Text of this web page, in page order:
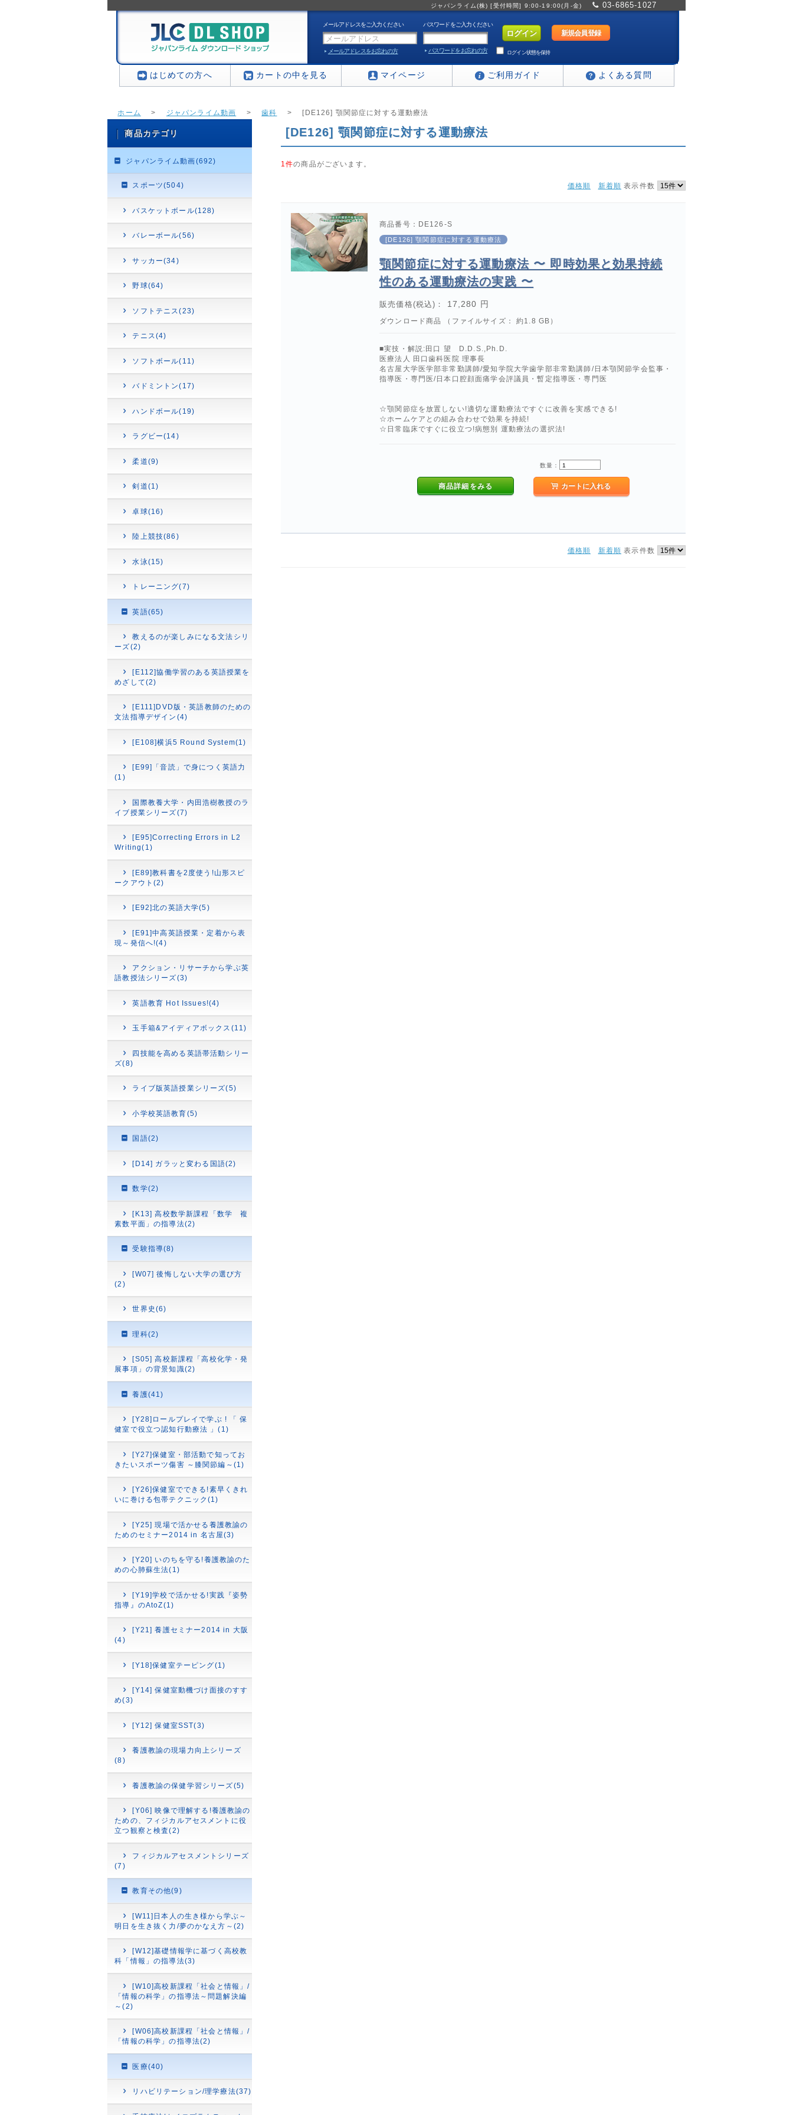
ジャパンライム(株) [受付時間] 9:00-19:00(月-金) 03-6865-1027
メールアドレスをご入力ください パスワードをご入力ください
新規会員登録
メールアドレスをお忘れの方 パスワードをお忘れの方 ログイン状態を保持
はじめての方へ カートの中を見る マイページ ご利用ガイド よくある質問
ホーム > ジャパンライム動画 > 歯科 > [DE126] 顎関節症に対する運動療法
商品カテゴリ
ジャパンライム動画(692)
スポーツ(504)
バスケットボール(128)
バレーボール(56)
サッカー(34)
野球(64)
ソフトテニス(23)
テニス(4)
ソフトボール(11)
バドミントン(17)
ハンドボール(19)
ラグビー(14)
柔道(9)
剣道(1)
卓球(16)
陸上競技(86)
水泳(15)
トレーニング(7)
英語(65)
教えるのが楽しみになる文法シリ
ーズ(2)
[E112]協働学習のある英語授業を
めざして(2)
[E111]DVD版・英語教師のための
文法指導デザイン(4)
[E108]横浜5 Round System(1)
[E99]「音読」で身につく英語力
(1)
国際教養大学・内田浩樹教授のラ
イブ授業シリーズ(7)
[E95]Correcting Errors in L2
Writing(1)
[E89]教科書を2度使う!山形スピ
ークアウト(2)
[E92]北の英語大学(5)
[E91]中高英語授業・定着から表
現～発信へ!(4)
アクション・リサーチから学ぶ英
語教授法シリーズ(3)
英語教育 Hot Issues!(4)
玉手箱&アイディアボックス(11)
四技能を高める英語帯活動シリー
ズ(8)
ライブ版英語授業シリーズ(5)
小学校英語教育(5)
国語(2)
[D14] ガラッと変わる国語(2)
数学(2)
[K13] 高校数学新課程「数学 複
素数平面」の指導法(2)
受験指導(8)
[W07] 後悔しない大学の選び方
(2)
世界史(6)
理科(2)
[S05] 高校新課程「高校化学・発
展事項」の背景知識(2)
養護(41)
[Y28]ロールプレイで学ぶ ! 「 保
健室で役立つ認知行動療法 」(1)
[Y27]保健室・部活動で知ってお
きたいスポーツ傷害 ～膝関節編～(1)
[Y26]保健室でできる!素早くきれ
いに巻ける包帯テクニック(1)
[Y25] 現場で活かせる養護教諭の
ためのセミナー2014 in 名古屋(3)
[Y20] いのちを守る!養護教諭のた
めの心肺蘇生法(1)
[Y19]学校で活かせる!実践『姿勢
指導』のAtoZ(1)
[Y21] 養護セミナー2014 in 大阪
(4)
[Y18]保健室テーピング(1)
[Y14] 保健室動機づけ面接のすす
め(3)
[Y12] 保健室SST(3)
養護教諭の現場力向上シリーズ
(8)
養護教諭の保健学習シリーズ(5)
[Y06] 映像で理解する!養護教諭の
ための、フィジカルアセスメントに役
立つ観察と検査(2)
フィジカルアセスメントシリーズ
(7)
教育その他(9)
[W11]日本人の生き様から学ぶ～
明日を生き抜く力/夢のかなえ方～(2)
[W12]基礎情報学に基づく高校教
科「情報」の指導法(3)
[W10]高校新課程「社会と情報」/
「情報の科学」の指導法～問題解決編
～(2)
[W06]高校新課程「社会と情報」/
「情報の科学」の指導法(2)
医療(40)
リハビリテーション/理学療法(37)
[DE126] 顎関節症に対する運動療法
1件の商品がございます。
価格順 新着順 表示件数
商品番号：DE126-S
[DE126] 顎関節症に対する運動療法
顎関節症に対する運動療法 〜 即時効果と効果持続
性のある運動療法の実践 〜
販売価格(税込)： 17,280 円
ダウンロード商品 （ファイルサイズ： 約1.8 GB）
■実技・解説:田口 望 D.D.S.,Ph.D.
医療法人 田口歯科医院 理事長
名古屋大学医学部非常勤講師/愛知学院大学歯学部非常勤講師/日本顎関節学会監事・
指導医・専門医/日本口腔顔面痛学会評議員・暫定指導医・専門医
☆顎関節症を放置しない!適切な運動療法ですぐに改善を実感できる!
☆ホームケアとの組み合わせで効果を持続!
☆日常臨床ですぐに役立つ!病態別 運動療法の選択法!
商品詳細をみる
数量：
価格順 新着順 表示件数